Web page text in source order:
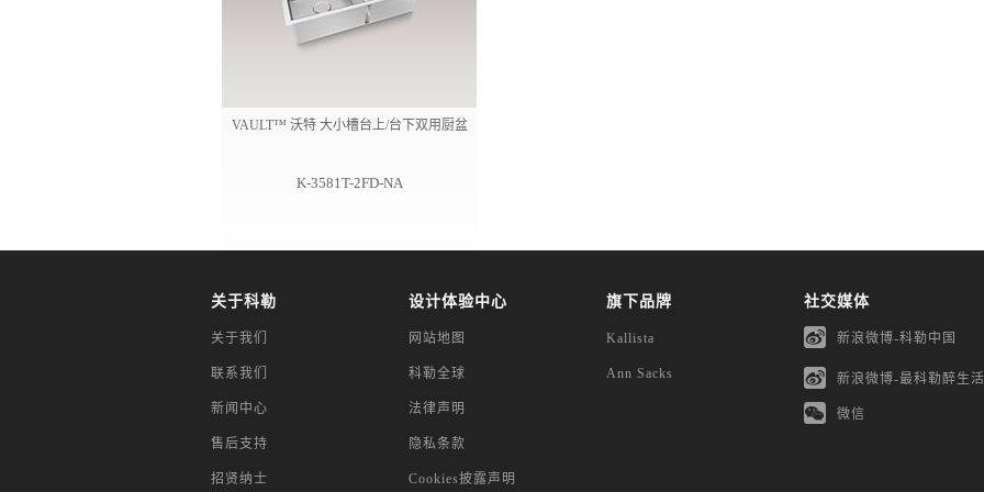
VAULT™ 沃特 大小槽台上/台下双用厨盆
K-3581T-2FD-NA
关于科勒
关于我们
联系我们
新闻中心
售后支持
招贤纳士
设计体验中心
网站地图
科勒全球
法律声明
隐私条款
Cookies披露声明
旗下品牌
Kallista
Ann Sacks
社交媒体
新浪微博-科勒中国
新浪微博-最科勒醉生活
微信